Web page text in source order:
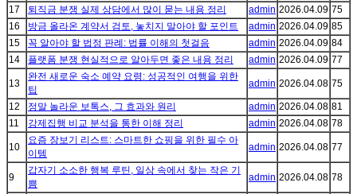
17 퇴직금 분쟁 실제 상담에서 많이 묻는 내용 정리 admin 2026.04.09 75
16
방금 올라온 계약서 검토, 놓치지 말아야 할 포인트 admin 2026.04.09 85
15
꼭 알아야 할 법정 판례: 법률 이해의 첫걸음 admin 2026.04.09 84
14
플랫폼 분쟁 현실적으로 알아두면 좋은 내용 정리 admin 2026.04.09 77
13
완전 새로운 숙소 예약 요령: 성공적인 여행을 위한
팁
admin 2026.04.08 75
12 정말 놀라운 보톡스, 그 효과와 원리 admin 2026.04.08 81
11
강제집행 비교 분석을 통한 이해 정리 admin 2026.04.08 78
10
요즘 장보기 리스트: 스마트한 쇼핑을 위한 필수 아
이템
admin 2026.04.08 77
9
갑자기 소소한 행복 루틴, 일상 속에서 찾는 작은 기
쁨
admin 2026.04.08 78